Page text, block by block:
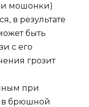
мошонки)
в результате
быть
с его
грозит
при
в брюшной